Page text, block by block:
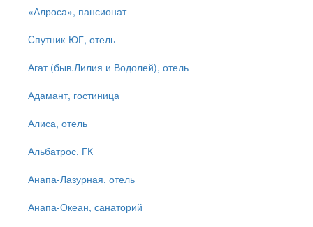
«Алроса», пансионат
Cпутник-ЮГ, отель
Агат (быв.Лилия и Водолей), отель
Адамант, гостиница
Алиса, отель
Альбатрос, ГК
Анапа-Лазурная, отель
Анапа-Океан, санаторий